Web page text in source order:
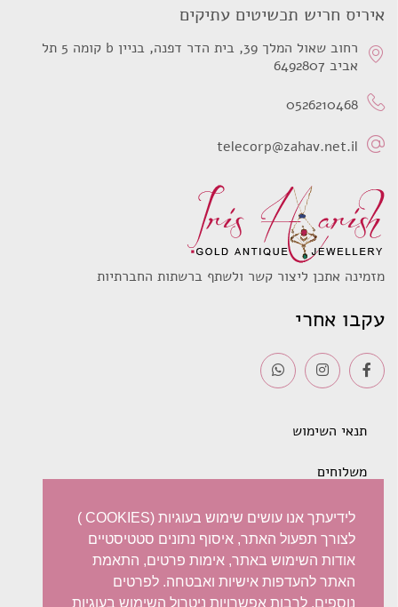
איריס חריש תכשיטים עתיקים
רחוב שאול המלך 39, בית הדר דפנה, בניין b קומה 5 תל
אביב 6492807
0526210468
telecorp@zahav.net.il
מזמינה אתכן ליצור קשר ולשתף ברשתות החברתיות
עקבו אחרי
תנאי השימוש
משלוחים
מדיניות פרטיות
ביטול עסקה – החזרות / החלפות
הצהרת נגישות
לידיעתך אנו עושים שימוש בעוגיות (COOKIES )
לצורך תפעול האתר, איסוף נתונים סטטיסטיים
אודות השימוש באתר, אימות פרטים, התאמת
האתר להעדפות אישיות ואבטחה. לפרטים
נוספים, לרבות אפשרויות ניטרול השימוש בעוגיות